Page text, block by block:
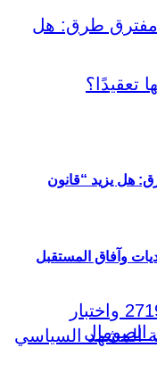
هل يزيد “قانون
وآفاق المستقبل